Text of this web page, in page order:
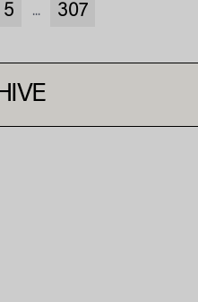
5 ... 307